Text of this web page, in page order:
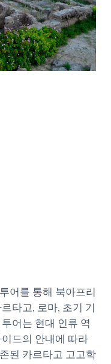
어를 통해 북아프리
타고, 로마, 초기 기
어는 현대 인류 역
드의 안내에 따라
된 카르타고 고고학